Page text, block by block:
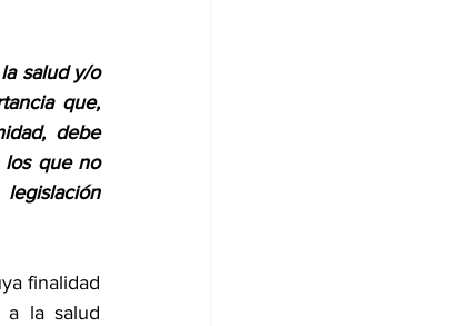
salud y/o
que,
debe
los que no
finalidad
a la salud